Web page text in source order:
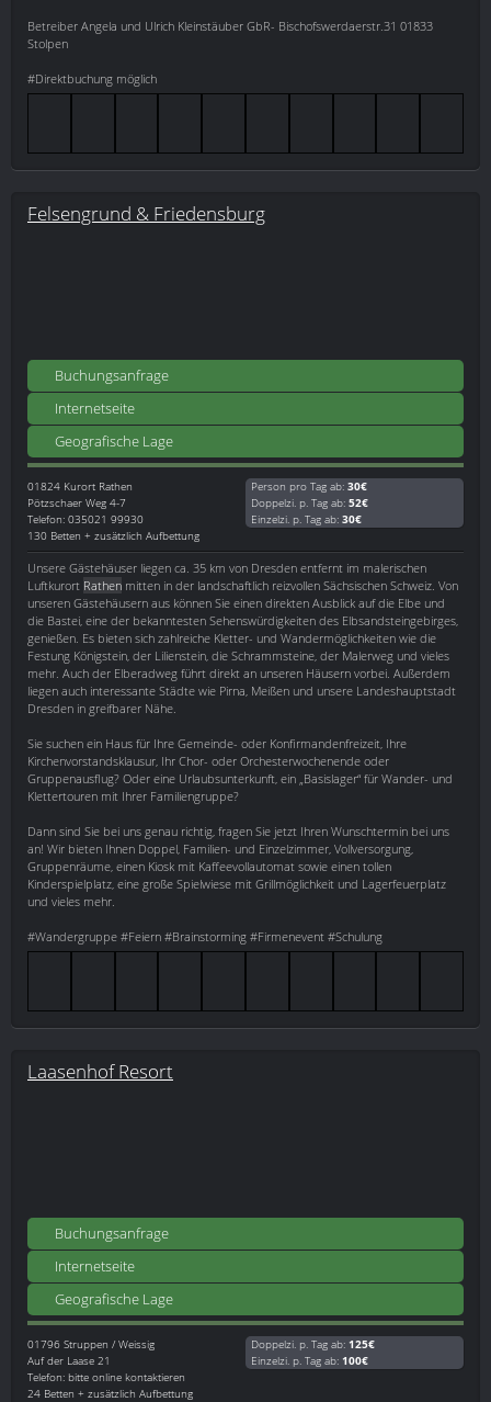
Betreiber Angela und Ulrich Kleinstäuber GbR- Bischofswerdaerstr.31 01833
Stolpen
#Direktbuchung möglich
Felsengrund & Friedensburg
Buchungsanfrage
Internetseite
Geografische Lage
01824 Kurort Rathen
Pötzschaer Weg 4-7
Telefon: 035021 99930
130 Betten + zusätzlich Aufbettung
Person pro Tag ab: 30€
Doppelzi. p. Tag ab: 52€
Einzelzi. p. Tag ab: 30€
Unsere Gästehäuser liegen ca. 35 km von Dresden entfernt im malerischen
Luftkurort Rathen mitten in der landschaftlich reizvollen Sächsischen Schweiz. Von
unseren Gästehäusern aus können Sie einen direkten Ausblick auf die Elbe und
die Bastei, eine der bekanntesten Sehenswürdigkeiten des Elbsandsteingebirges,
genießen. Es bieten sich zahlreiche Kletter- und Wandermöglichkeiten wie die
Festung Königstein, der Lilienstein, die Schrammsteine, der Malerweg und vieles
mehr. Auch der Elberadweg führt direkt an unseren Häusern vorbei. Außerdem
liegen auch interessante Städte wie Pirna, Meißen und unsere Landeshauptstadt
Dresden in greifbarer Nähe.
Sie suchen ein Haus für Ihre Gemeinde- oder Konfirmandenfreizeit, Ihre
Kirchenvorstandsklausur, Ihr Chor- oder Orchesterwochenende oder
Gruppenausflug? Oder eine Urlaubsunterkunft, ein „Basislager“ für Wander- und
Klettertouren mit Ihrer Familiengruppe?
Dann sind Sie bei uns genau richtig, fragen Sie jetzt Ihren Wunschtermin bei uns
an! Wir bieten Ihnen Doppel, Familien- und Einzelzimmer, Vollversorgung,
Gruppenräume, einen Kiosk mit Kaffeevollautomat sowie einen tollen
Kinderspielplatz, eine große Spielwiese mit Grillmöglichkeit und Lagerfeuerplatz
und vieles mehr.
#Wandergruppe #Feiern #Brainstorming #Firmenevent #Schulung
Laasenhof Resort
Buchungsanfrage
Internetseite
Geografische Lage
01796 Struppen / Weissig
Auf der Laase 21
Telefon: bitte online kontaktieren
24 Betten + zusätzlich Aufbettung
Doppelzi. p. Tag ab: 125€
Einzelzi. p. Tag ab: 100€